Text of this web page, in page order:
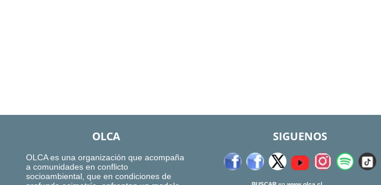
OLCA
OLCA es una organización que acompaña
a comunidades en conflicto
socioambiental, que en condiciones de
SIGUENOS